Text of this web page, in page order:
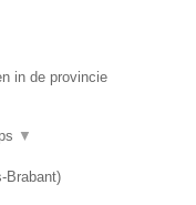
in de provincie
▼
Brabant)